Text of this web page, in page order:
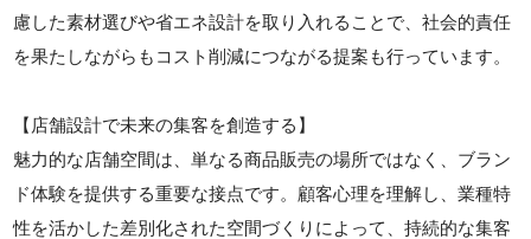
慮した素材選びや省エネ設計を取り入れることで、社会的責任
を果たしながらもコスト削減につながる提案も行っています。
【店舗設計で未来の集客を創造する】
魅力的な店舗空間は、単なる商品販売の場所ではなく、ブラン
ド体験を提供する重要な接点です。顧客心理を理解し、業種特
性を活かした差別化された空間づくりによって、持続的な集客